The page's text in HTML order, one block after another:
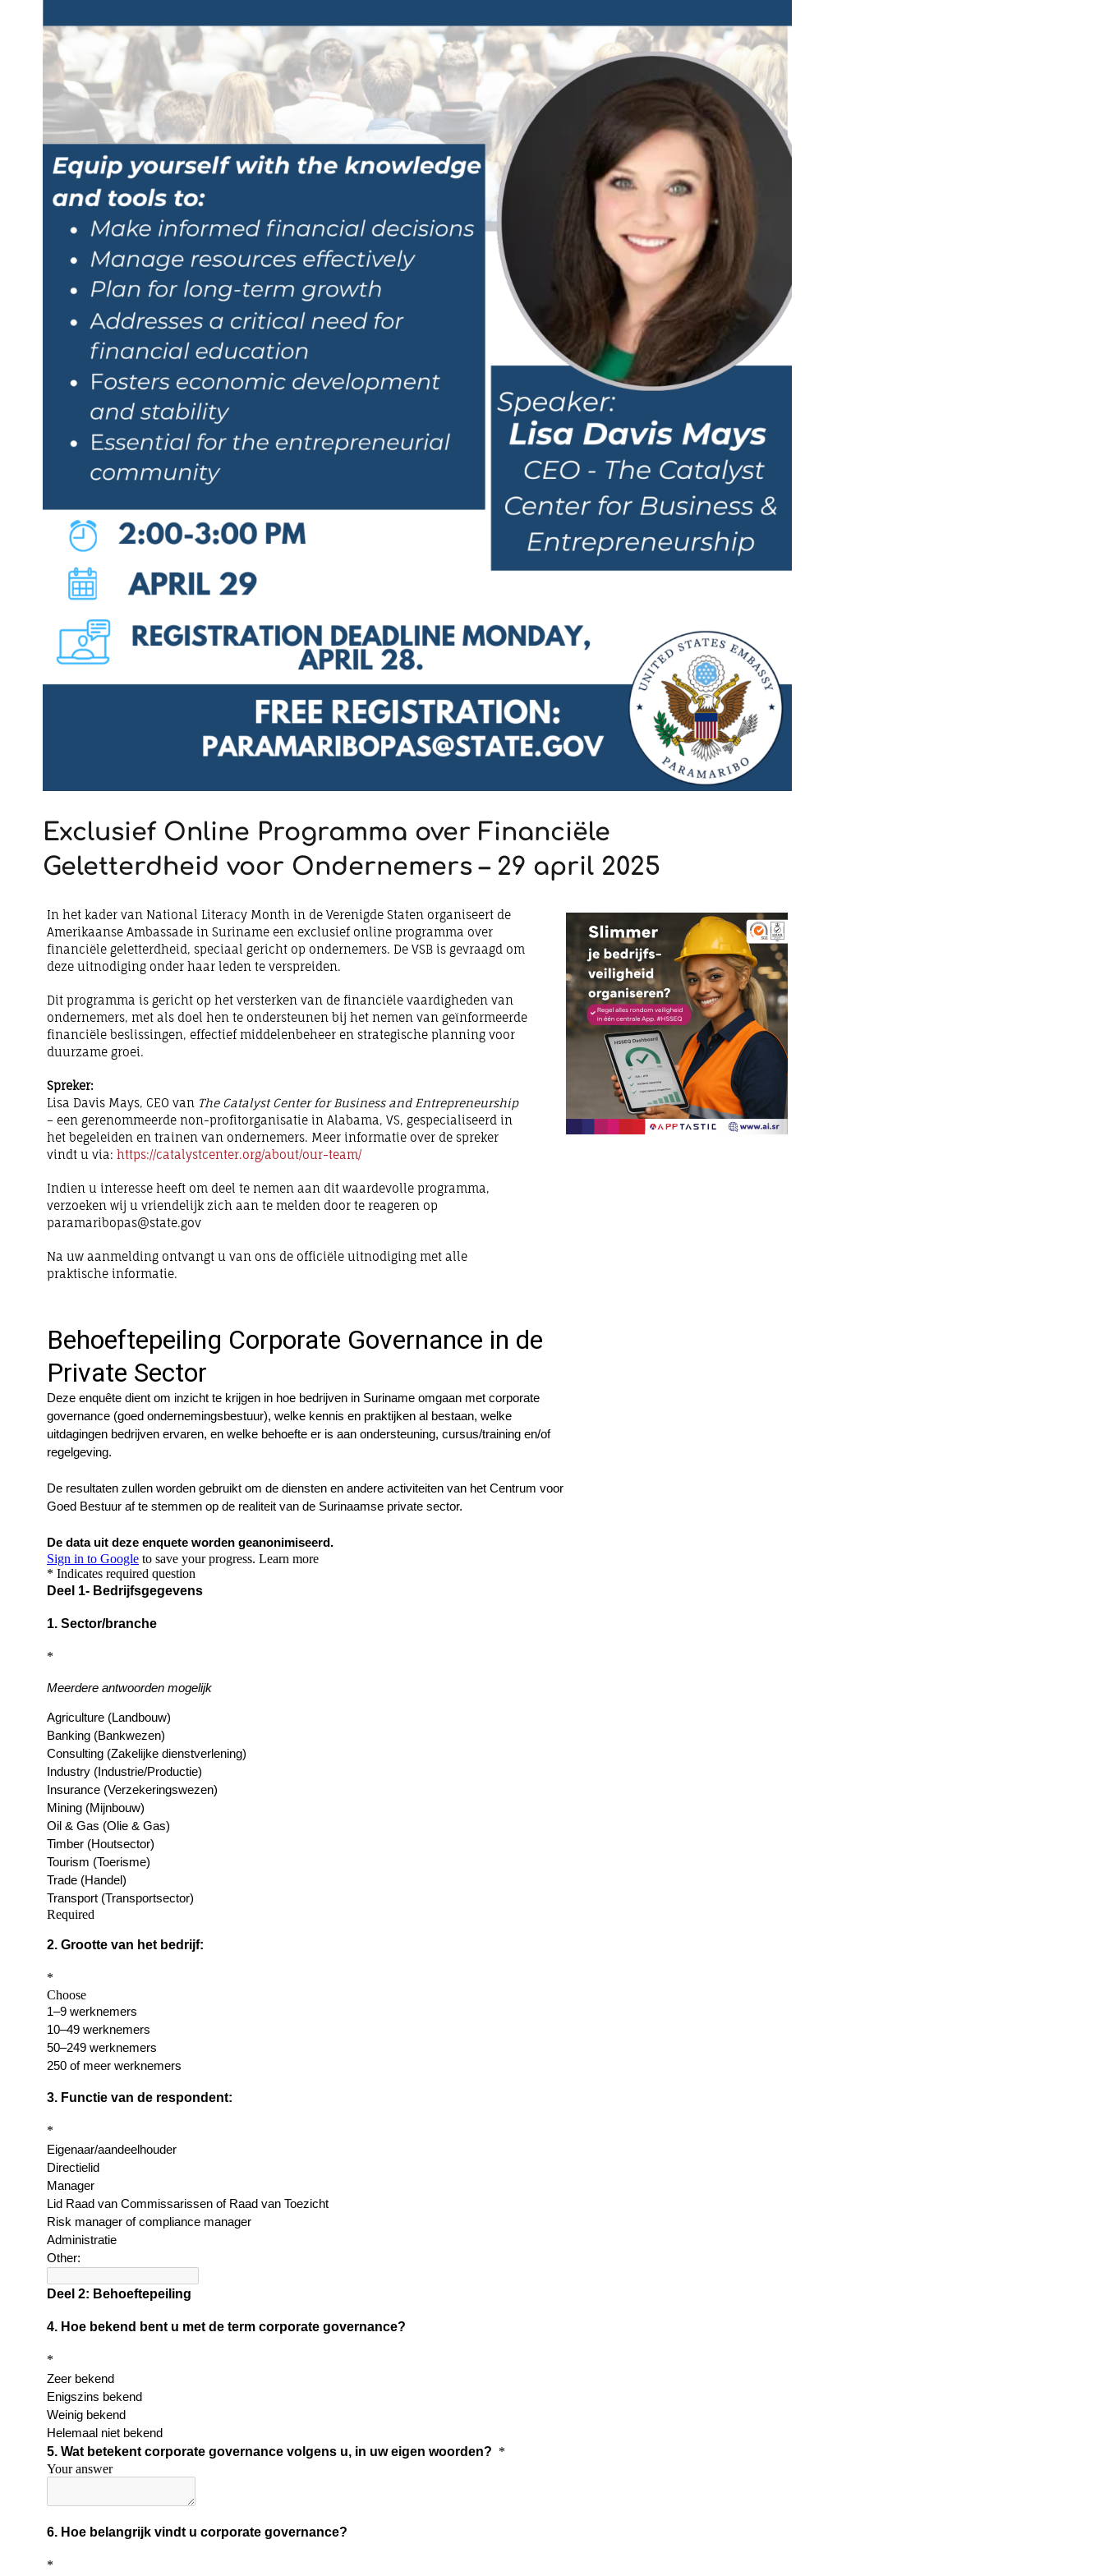
Exclusief Online Programma over Financiële
Geletterdheid voor Ondernemers – 29 april 2025
In het kader van National Literacy Month in de Verenigde Staten organiseert de
Amerikaanse Ambassade in Suriname een exclusief online programma over
financiële geletterdheid, speciaal gericht op ondernemers. De VSB is gevraagd om
deze uitnodiging onder haar leden te verspreiden.
Dit programma is gericht op het versterken van de financiële vaardigheden van
ondernemers, met als doel hen te ondersteunen bij het nemen van geïnformeerde
financiële beslissingen, effectief middelenbeheer en strategische planning voor
duurzame groei.
Spreker:
Lisa Davis Mays, CEO van The Catalyst Center for Business and Entrepreneurship
– een gerenommeerde non-profitorganisatie in Alabama, VS, gespecialiseerd in
het begeleiden en trainen van ondernemers. Meer informatie over de spreker
vindt u via: https://catalystcenter.org/about/our-team/
Indien u interesse heeft om deel te nemen aan dit waardevolle programma,
verzoeken wij u vriendelijk zich aan te melden door te reageren op
paramaribopas@state.gov
Na uw aanmelding ontvangt u van ons de officiële uitnodiging met alle
praktische informatie.